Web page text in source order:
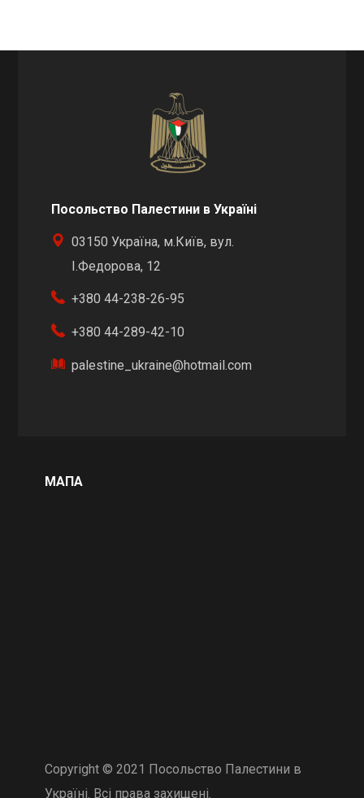
Посольство Палестини в Україні
03150 Україна, м.Київ, вул.
І.Федорова, 12
+380 44-238-26-95
+380 44-289-42-10
palestine_ukraine@hotmail.com
МАПА
Copyright © 2021 Посольство Палестини в
Україні. Всі права захищені.